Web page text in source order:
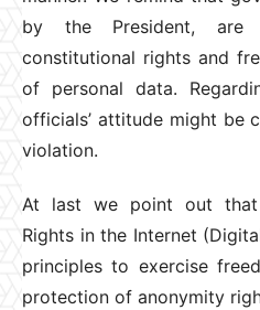
by the President, are
constitutional rights and
of personal data.
officials’ attitude might be
violation.
At last we point out that
Rights in the Internet
principles to exercise
protection of anonymity